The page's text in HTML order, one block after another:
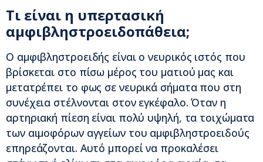
Τι είναι η υπερτασική
αμφιβληστροειδοπάθεια;
Ο αμφιβληστροειδής είναι ο νευρικός ιστός που
βρίσκεται στο πίσω μέρος του ματιού μας και
μετατρέπει το φως σε νευρικά σήματα που στη
συνέχεια στέλνονται στον εγκέφαλο. Όταν η
αρτηριακή πίεση είναι πολύ υψηλή, τα τοιχώματα
των αιμοφόρων αγγείων του αμφιβληστροειδούς
επηρεάζονται. Αυτό μπορεί να προκαλέσει